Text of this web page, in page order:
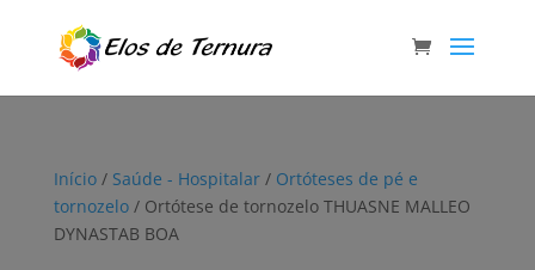
Início/ Saúde - Hospitalar/ Ortóteses de pé e
tornozelo/ Ortótese de tornozelo THUASNE MALLEO
DYNASTAB BOA